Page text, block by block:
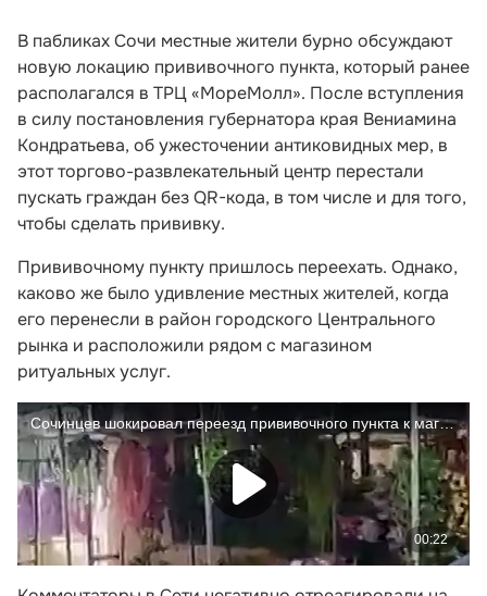
В пабликах Сочи местные жители бурно обсуждают
новую локацию прививочного пункта, который ранее
располагался в ТРЦ «МореМолл». После вступления
в силу постановления губернатора края Вениамина
Кондратьева, об ужесточении антиковидных мер, в
этот торгово-развлекательный центр перестали
пускать граждан без QR-кода, в том числе и для того,
чтобы сделать прививку.
Прививочному пункту пришлось переехать. Однако,
каково же было удивление местных жителей, когда
его перенесли в район городского Центрального
рынка и расположили рядом с магазином
ритуальных услуг.